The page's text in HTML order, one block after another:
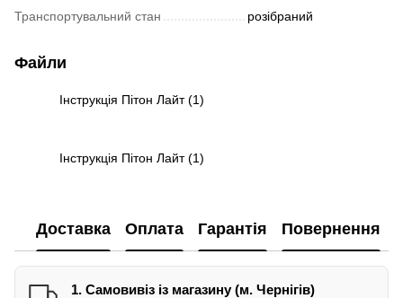
Транспортувальний стан розібраний
Файли
Інструкція Пітон Лайт (1)
Інструкція Пітон Лайт (1)
Доставка Оплата Гарантія Повернення
1. Самовивіз із магазину (м. Чернігів)